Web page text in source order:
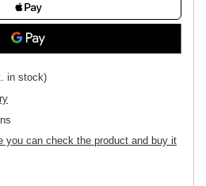
in stock)
you can check the product and buy it